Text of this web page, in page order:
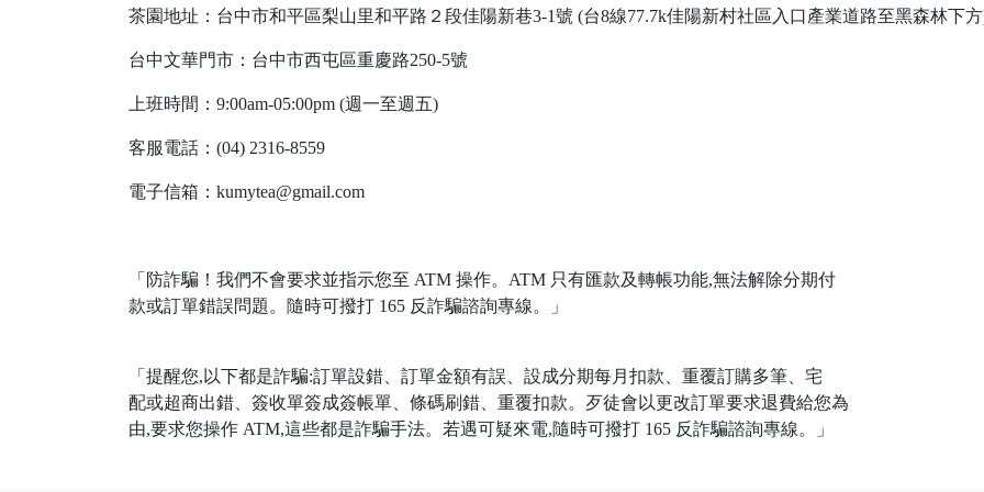
茶園地址：台中市和平區梨山里和平路２段佳陽新巷3-1號 (台8線77.7k佳陽新村社區入口產業道路至黑森林下
台中文華門市：台中市西屯區重慶路250-5號
上班時間：9:00am-05:00pm (週一至週五)
客服電話：(04) 2316-8559
電子信箱：kumytea@gmail.com
「防詐騙！我們不會要求並指示您至 ATM 操作。ATM 只有匯款及轉帳功能,無法解除分期付
款或訂單錯誤問題。隨時可撥打 165 反詐騙諮詢專線。」
「提醒您,以下都是詐騙:訂單設錯、訂單金額有誤、設成分期每月扣款、重覆訂購多筆、宅
配或超商出錯、簽收單簽成簽帳單、條碼刷錯、重覆扣款。歹徒會以更改訂單要求退費給您為
由,要求您操作 ATM,這些都是詐騙手法。若遇可疑來電,隨時可撥打 165 反詐騙諮詢專線。」